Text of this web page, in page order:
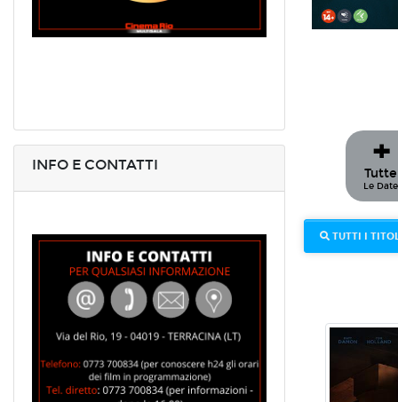
INFO E CONTATTI +
Tutte
Le Date
TUTTI I